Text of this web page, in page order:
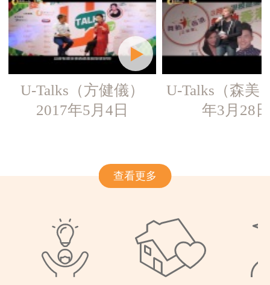
U-Talks（方健儀）
2017年5月4日
U-Talks（森美
年3月28日
查看更多